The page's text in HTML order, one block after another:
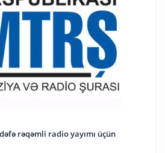
rəqəmli radio yayımı üçün